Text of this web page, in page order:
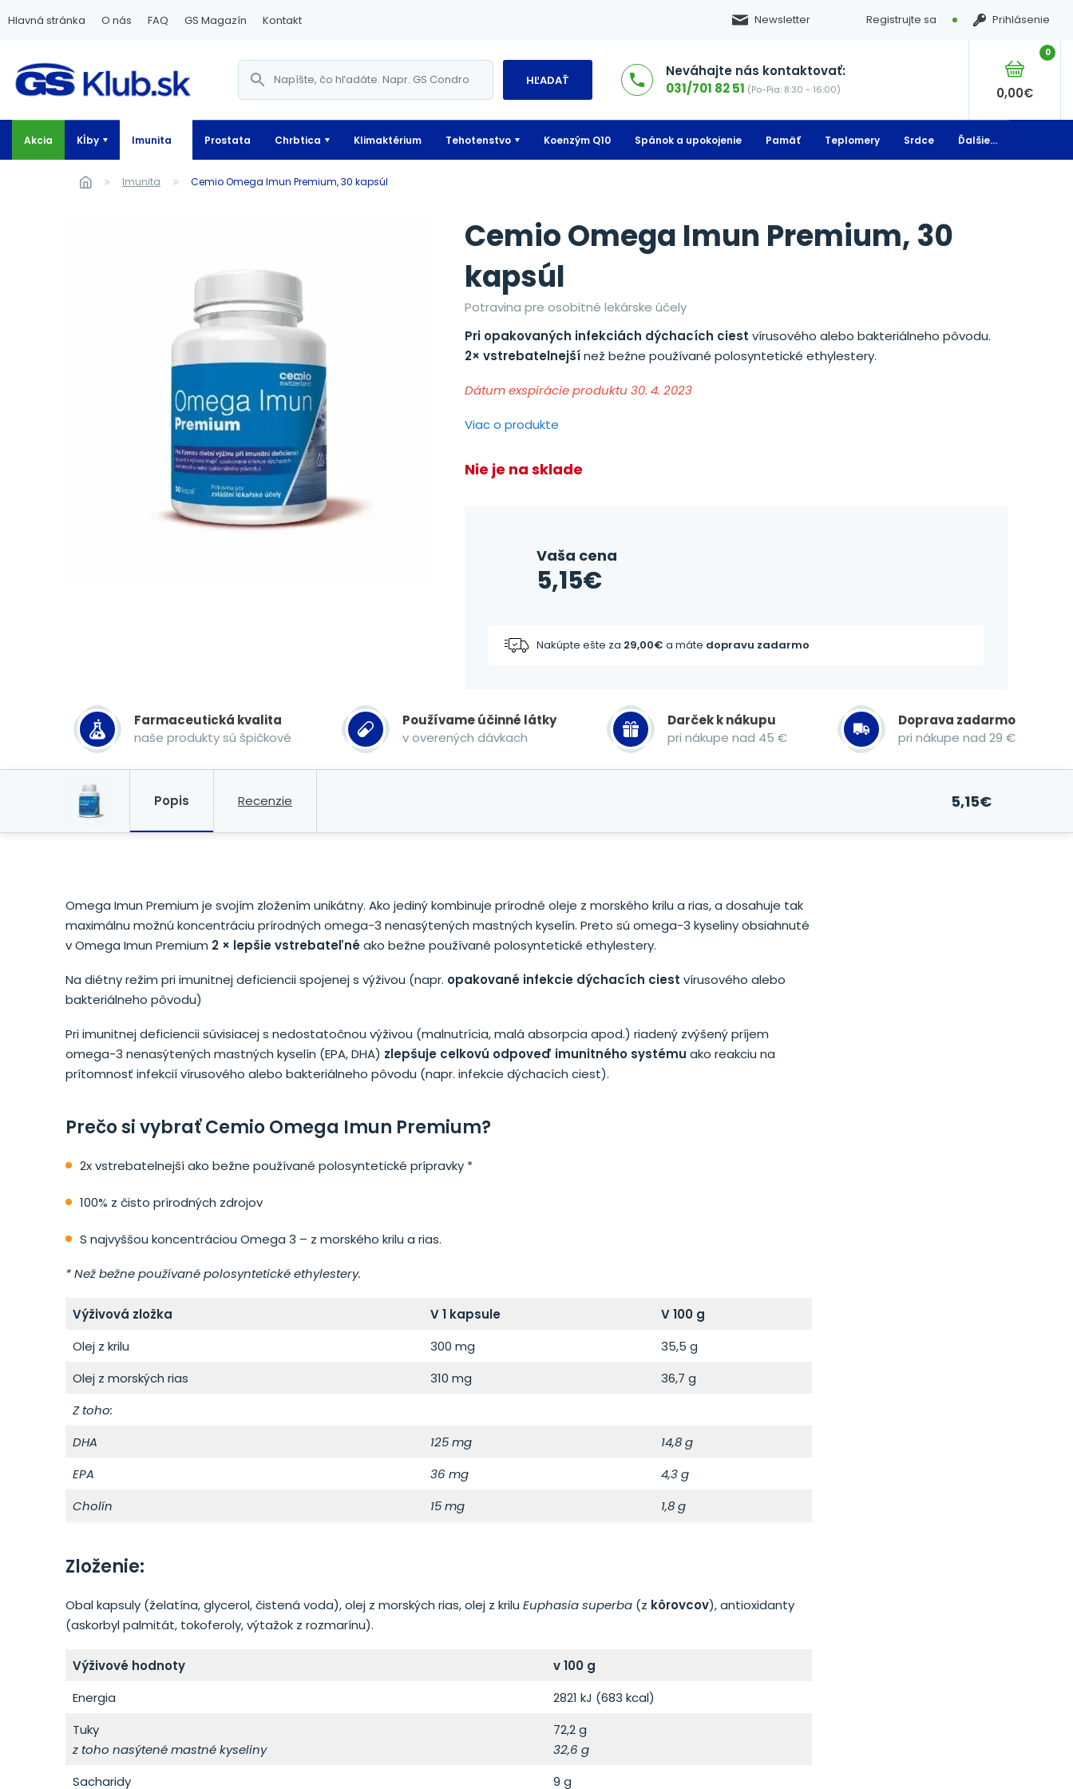
Hlavná stránka O nás FAQ GS Magazín Kontakt Newsletter Registrujte sa Prihlásenie
HĽADAŤ
Neváhajte nás kontaktovať:
031/701 82 51 (Po-Pia: 8:30 - 16:00)
0
0,00€
Akcia Kĺby Imunita Prostata Chrbtica Klimaktérium Tehotenstvo Koenzým Q10 Spánok a upokojenie Pamäť Teplomery Srdce Ďalšie...
Imunita Cemio Omega Imun Premium, 30 kapsúl
Cemio Omega Imun Premium, 30
kapsúl
Potravina pre osobitné lekárske účely
Pri opakovaných infekciách dýchacích ciest vírusového alebo bakteriálneho pôvodu.
2× vstrebatelnejšínež bežne používané polosyntetické ethylestery.
Dátum exspirácie produktu 30. 4. 2023
Viac o produkte
Nie je na sklade
Vaša cena
5,15€
Nakúpte ešte za 29,00€ a máte dopravu zadarmo
Farmaceutická kvalita
naše produkty sú špičkové
Používame účinné látky
v overených dávkach
Darček k nákupu
pri nákupe nad 45 €
Doprava zadarmo
pri nákupe nad 29 €
Popis Recenzie 5,15€
Omega Imun Premium je svojím zložením unikátny. Ako jediný kombinuje prírodné oleje z morského krilu a rias, a dosahuje tak
maximálnu možnú koncentráciu prírodných omega-3 nenasýtených mastných kyselín. Preto sú omega-3 kyseliny obsiahnuté
v Omega Imun Premium 2 × lepšie vstrebateľnéako bežne používané polosyntetické ethylestery.
Na diétny režim pri imunitnej deficiencii spojenej s výživou (napr. opakované infekcie dýchacích ciest vírusového alebo
bakteriálneho pôvodu)
Pri imunitnej deficiencii súvisiacej s nedostatočnou výživou (malnutrícia, malá absorpcia apod.) riadený zvýšený príjem
omega-3 nenasýtených mastných kyselín (EPA, DHA) zlepšuje celkovú odpoveď imunitného systému ako reakciu na
prítomnosť infekcií vírusového alebo bakteriálneho pôvodu (napr. infekcie dýchacích ciest).
Prečo si vybrať Cemio Omega Imun Premium?
2x vstrebatelnejší ako bežne používané polosyntetické prípravky *
100% z čisto prírodných zdrojov
S najvyššou koncentráciou Omega 3 – z morského krilu a rias.
*Nežbežne používanépolosyntetickéethylestery.
Výživová zložka V 1 kapsule
V 100 g
Olej z krilu
300 mg
35,5 g
Olej z morských rias
310 mg
36,7 g
Z toho:
DHA
125 mg
14,8 g
EPA
36 mg
4,3 g
Cholín
15 mg 1,8 g
Zloženie:
Obal kapsuly (želatína, glycerol, čistená voda), olej z morských rias, olej z krilu Euphasia superba (z kôrovcov), antioxidanty
(askorbyl palmitát, tokoferoly, výtažok z rozmarínu).
Výživové hodnoty
v 100 g
Energia
2821 kJ (683 kcal)
Tuky
z toho nasýtené mastné kyseliny
72,2 g
32,6 g
Sacharidy
9 g